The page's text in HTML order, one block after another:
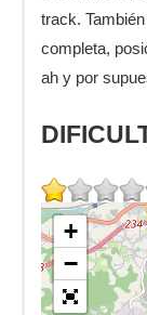
track.
completa,
ah y por
+
−